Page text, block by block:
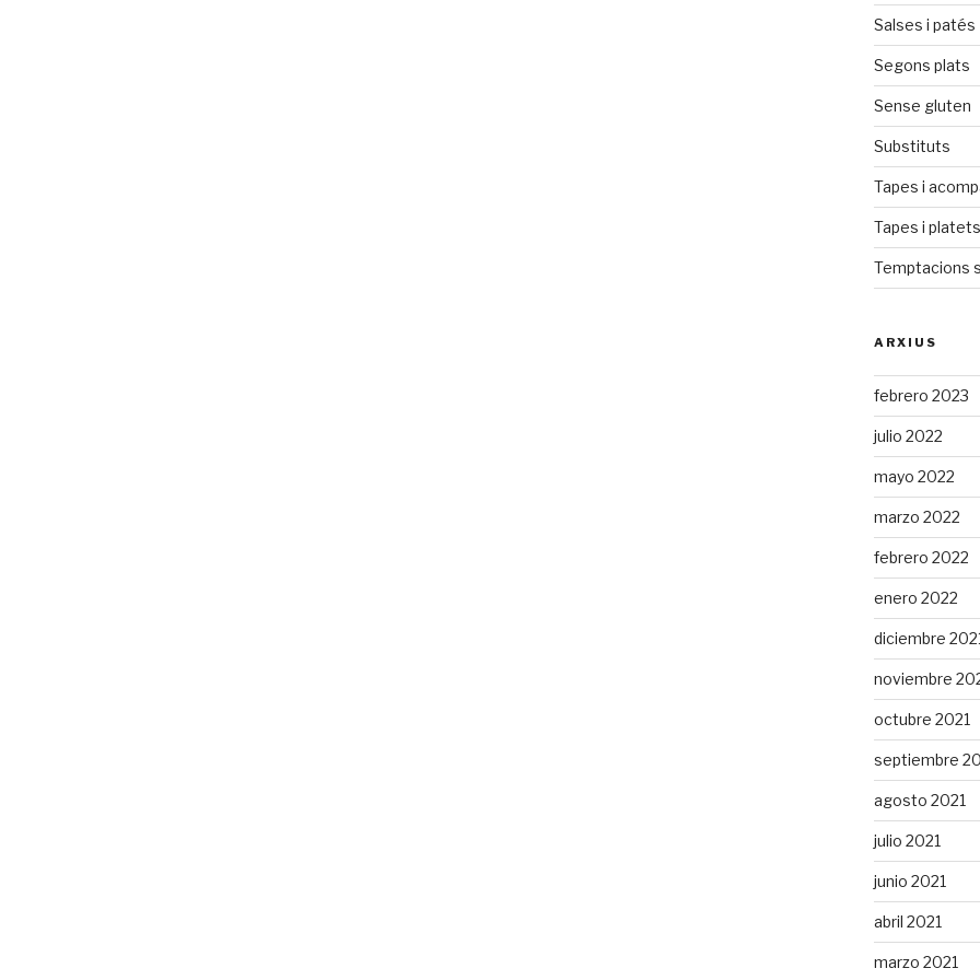
Salses i patés
Segons plats
Sense gluten
Substituts
Tapes i
Tapes i platets
Temptacions
ARXIUS
febrero 2023
julio 2022
mayo 2022
marzo 2022
febrero 2022
enero 2022
diciembre
noviembre
octubre 2021
septiembre
agosto 2021
julio 2021
junio 2021
abril 2021
marzo 2021